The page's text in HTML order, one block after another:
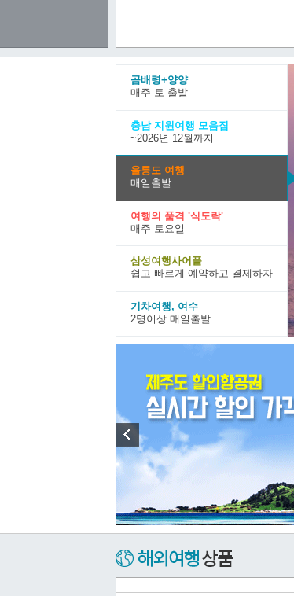
[충남특가]천안+아산 1박2일(1코스)-
SB047
곰배령+양양
매주 토 출발
충남 지원여행 모음집
~2026년 12월까지
울릉도 여행
매일출발
여행의 품격 '식도락'
매주 토요일
삼성여행사어플
쉽고 빠르게 예약하고 결제하자
기차여행, 여수
2명이상 매일출발